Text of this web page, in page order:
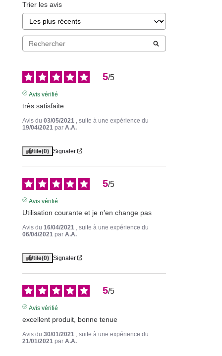
Trier les avis
5/5
Avis vérifié
très satisfaite
Avis du 03/05/2021 , suite à une expérience du
19/04/2021 par A.A.
Utile(0) Signaler
5/5
Avis vérifié
Utilisation courante et je n'en change pas
Avis du 16/04/2021 , suite à une expérience du
06/04/2021 par A.A.
Utile(0) Signaler
5/5
Avis vérifié
excellent produit, bonne tenue
Avis du 30/01/2021 , suite à une expérience du
21/01/2021 par A.A.